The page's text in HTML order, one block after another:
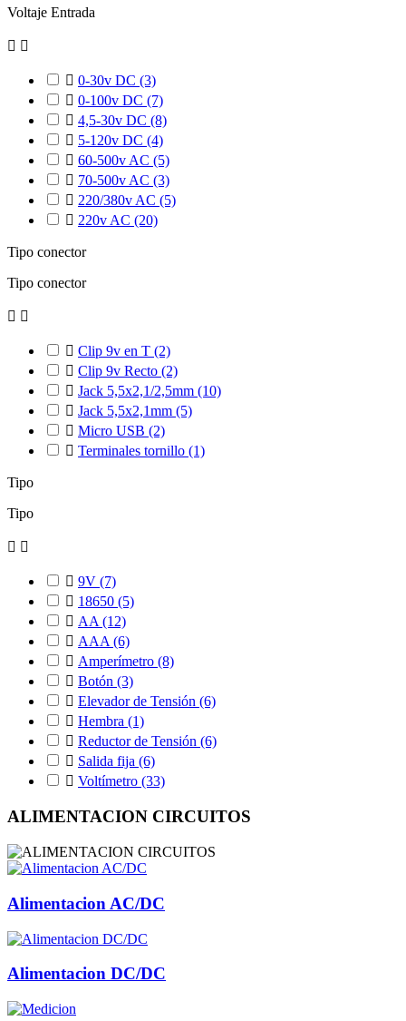
Voltaje Entrada
 
 0-30v DC (3)
 0-100v DC (7)
 4,5-30v DC (8)
 5-120v DC (4)
 60-500v AC (5)
 70-500v AC (3)
 220/380v AC (5)
 220v AC (20)
Tipo conector
Tipo conector
 
 Clip 9v en T (2)
 Clip 9v Recto (2)
 Jack 5,5x2,1/2,5mm (10)
 Jack 5,5x2,1mm (5)
 Micro USB (2)
 Terminales tornillo (1)
Tipo
Tipo
 
 9V (7)
 18650 (5)
 AA (12)
 AAA (6)
 Amperímetro (8)
 Botón (3)
 Elevador de Tensión (6)
 Hembra (1)
 Reductor de Tensión (6)
 Salida fija (6)
 Voltímetro (33)
ALIMENTACION CIRCUITOS
Alimentacion AC/DC
Alimentacion DC/DC